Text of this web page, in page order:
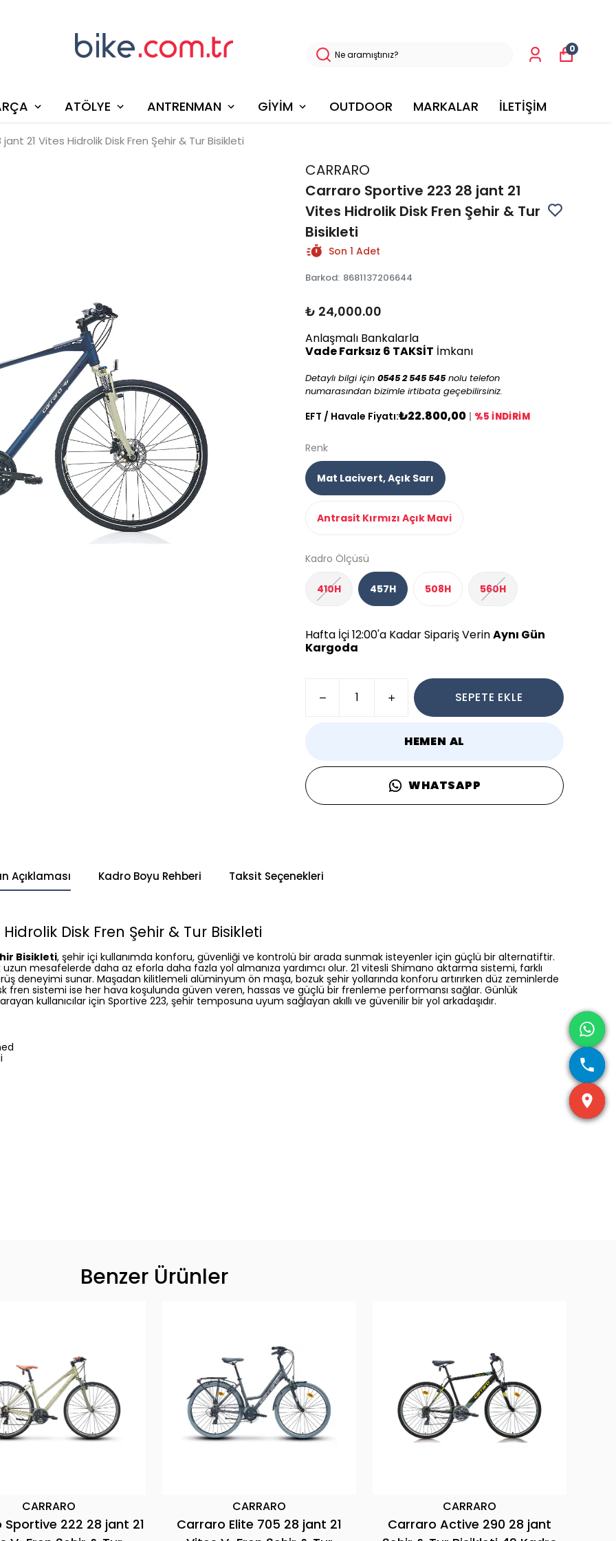
ATÖLYE ANTRENMAN GİYİM OUTDOOR MARKALAR İLETİŞİM
0
21 Vites Hidrolik Disk Fren Şehir & Tur Bisikleti
CARRARO
Carraro Sportive 223 28 jant 21
Vites Hidrolik Disk Fren Şehir & Tur
Bisikleti
Son 1 Adet
Barkod: 8681137206644
₺ 24,000.00
Anlaşmalı Bankalarla
Vade Farksız 6 TAKSİT İmkanı
Detaylı bilgi için 0545 2 545 545nolu telefon
numarasından bizimle irtibata geçebilirsiniz.
EFT / Havale Fiyatı:₺22.800,00 | %5 İNDİRİM
Renk
Mat Lacivert, Açık Sarı
Antrasit Kırmızı Açık Mavi
Kadro Ölçüsü
410H 457H 508H 560H
Hafta İçi 12:00'a Kadar Sipariş VerinAynı Gün
Kargoda
SEPETE EKLE
HEMEN AL
WHATSAPP
Açıklaması Kadro Boyu Rehberi Taksit Seçenekleri
Disk Fren Şehir & Tur Bisikleti
Bisikleti, şehir içi kullanımda konforu, güvenliği ve kontrolü bir arada sunmak isteyenler için güçlü bir alternatiftir.
uzun mesafelerde daha az eforla daha fazla yol almanıza yardımcı olur. 21 vitesli Shimano aktarma sistemi, farklı
deneyimi sunar. Maşadan kilitlemeli alüminyum ön maşa, bozuk şehir yollarında konforu artırırken düz zeminlerde
fren sistemi ise her hava koşulunda güven veren, hassas ve güçlü bir frenleme performansı sağlar. Günlük
kullanıcılar için Sportive 223, şehir temposuna uyum sağlayan akıllı ve güvenilir bir yol arkadaşıdır.
Benzer Ürünler
Carraro Active 292 28 jant
Carraro Sportive 721 27.5 jant
Carraro Sportive 220 28 jant